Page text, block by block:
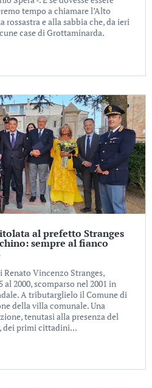
tempo a chiamare l’Alto
rossastra e alla sabbia che, da ieri
case di Grottaminarda.
al prefetto Stranges
sempre al fianco
Vincenzo Stranges,
2000, scomparso nel 2001 in
A tributarglielo il Comune di
della villa comunale. Una
tenutasi alla presenza del
dei primi cittadini...